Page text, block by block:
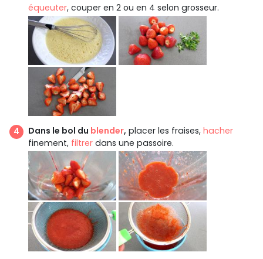
équeuter, couper en 2 ou en 4 selon grosseur.
Dans le bol du blender, placer les fraises, hacher
finement, filtrer dans une passoire.